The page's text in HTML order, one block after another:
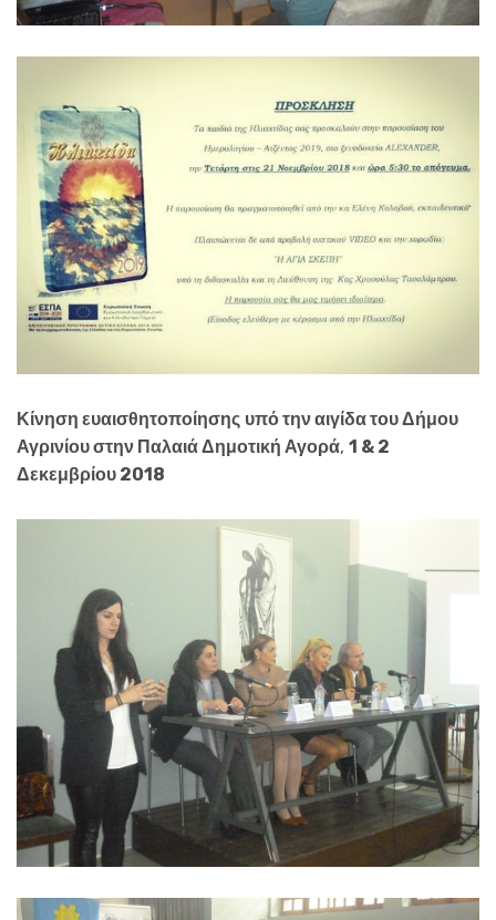
Κίνηση ευαισθητοποίησης υπό την αιγίδα του Δήμου
Αγρινίου στην Παλαιά Δημοτική Αγορά, 1 & 2
Δεκεμβρίου 2018